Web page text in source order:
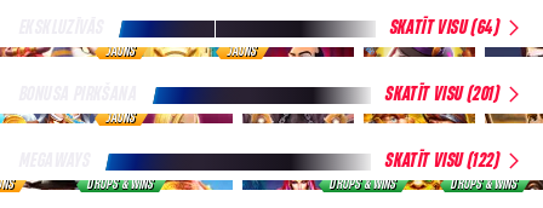
SKATĪT VISU (64)
JAUNS JAUNS
SKATĪT VISU (201)
JAUNS
SKATĪT VISU (122)
DROPS & WINS DROPS & WINS DROPS & WINS